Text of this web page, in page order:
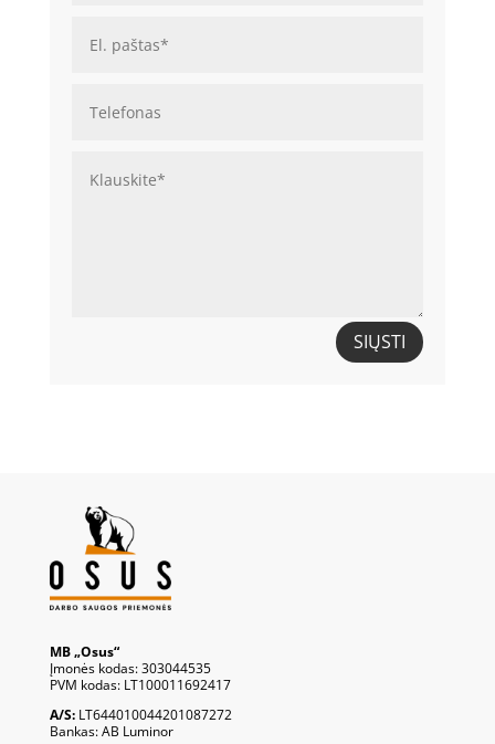
SIŲSTI
MB „Osus“
Įmonės kodas: 303044535
PVM kodas: LT100011692417
A/S:LT644010044201087272
Bankas: AB Luminor